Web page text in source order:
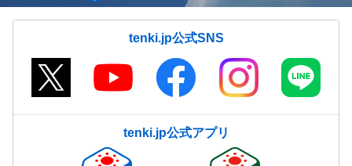
tenki.jp公式SNS
tenki.jp公式アプリ